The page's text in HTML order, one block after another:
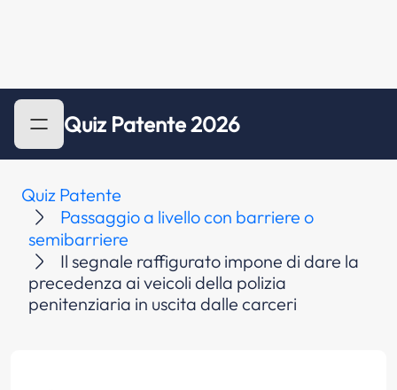
Quiz Patente 2026
Quiz Patente
Passaggio a livello con barriere o
semibarriere
Il segnale raffigurato impone di dare la
precedenza ai veicoli della polizia
penitenziaria in uscita dalle carceri